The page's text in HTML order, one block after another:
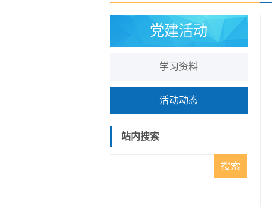
党建活动
学习资料
活动动态
站内搜索